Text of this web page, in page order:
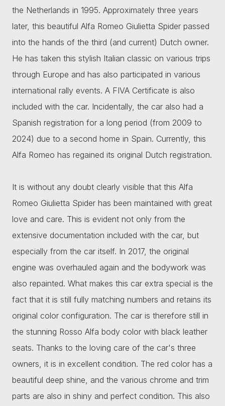
the Netherlands in 1995. Approximately three years
later, this beautiful Alfa Romeo Giulietta Spider passed
into the hands of the third (and current) Dutch owner.
He has taken this stylish Italian classic on various trips
through Europe and has also participated in various
international rally events. A FIVA Certificate is also
included with the car. Incidentally, the car also had a
Spanish registration for a long period (from 2009 to
2024) due to a second home in Spain. Currently, this
Alfa Romeo has regained its original Dutch registration.
It is without any doubt clearly visible that this Alfa
Romeo Giulietta Spider has been maintained with great
love and care. This is evident not only from the
extensive documentation included with the car, but
especially from the car itself. In 2017, the original
engine was overhauled again and the bodywork was
also repainted. What makes this car extra special is the
fact that it is still fully matching numbers and retains its
original color configuration. The car is therefore still in
the stunning Rosso Alfa body color with black leather
seats. Thanks to the loving care of the car's three
owners, it is in excellent condition. The red color has a
beautiful deep shine, and the various chrome and trim
parts are also in shiny and perfect condition. This also